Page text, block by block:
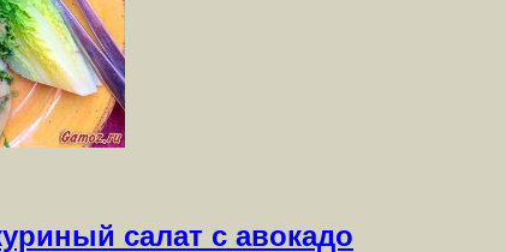
салат с авокадо